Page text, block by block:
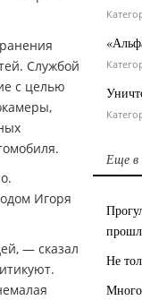
Службой
с целью
Игоря
— сказал
Еще в
Не